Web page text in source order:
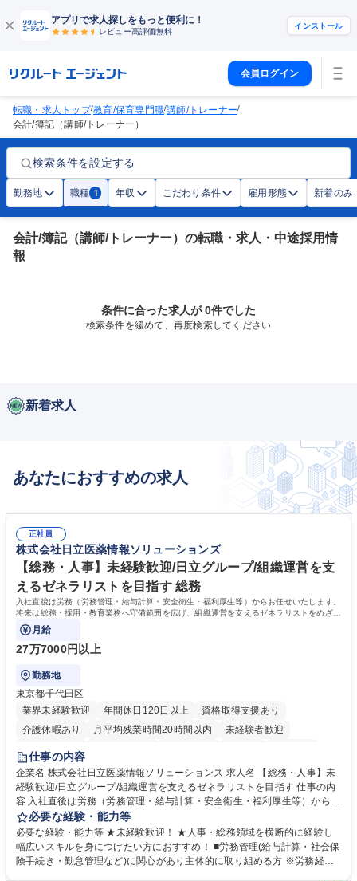
アプリで求人探しをもっと便利に！
レビュー高評価無料
インストール
会員ログイン
転職・求人トップ/教育/保育専門職/講師/トレーナー/
会計/簿記（講師/トレーナー）
検索条件を設定する
勤務地 職種 1 年収 こだわり条件 雇用形態 新着のみ
会計/簿記（講師/トレーナー）の転職・求人・中途採用情
報
条件に合った求人が 0件でした
検索条件を緩めて、再度検索してください
新着求人
あなたにおすすめの求人
正社員
株式会社日立医薬情報ソリューションズ
【総務・人事】未経験歓迎/日立グループ/組織運営を支
えるゼネラリストを目指す 総務
入社直後は労務（労務管理・給与計算・安全衛生・福利厚生等）からお任せいたします。
将来は総務・採用・教育業務へ守備範囲を広げ、組織運営を支えるゼネラリストをめざせ
ます。
月給
27万7000円以上
勤務地
東京都千代田区
業界未経験歓迎
年間休日120日以上
資格取得支援あり
介護休暇あり
月平均残業時間20時間以内
未経験者歓迎
住宅手当あり
育休あり
完全週休2日制 交通費支給 土日祝休み 寮・社宅あり
仕事の内容
企業名 株式会社日立医薬情報ソリューションズ 求人名 【総務・人事】未
経験歓迎/日立グループ/組織運営を支えるゼネラリストを目指す 仕事の内
容 入社直後は労務（労務管理・給与計算・安全衛生・福利厚生等）からお
任せいたします。将来は総務・採用・教育業務へ守備範囲を広げ、組織運
営を支えるゼネラリストをめざせます。 ・初期業務：労働時間管理、給与
計算、社会保険対応、福利厚生管理、安全衛生、健康経営推進等をお任せ
します。ご経験に応じて、休職者管理など、幅広く経験を積んでいただき
必要な経験・能力等
必要な経験・能力等 ★未経験歓迎！ ★人事・総務領域を横断的に経験し
幅広いスキルを身につけたい方におすすめ！ ■労務管理(給与計算・社会保
険手続き・勤怠管理など)に関心があり主体的に取り組める方 ※労務経験